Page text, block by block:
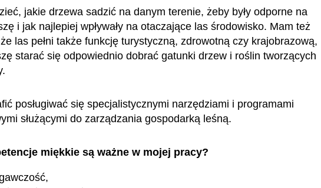
jakie drzewa sadzić na danym terenie, żeby były odporne na
i jak najlepiej wpływały na otaczające las środowisko. Mam też
las pełni także funkcję turystyczną, zdrowotną czy krajobrazową,
starać się odpowiednio dobrać gatunki drzew i roślin tworzących
posługiwać się specjalistycznymi narzędziami i programami
służącymi do zarządzania gospodarką leśną.
miękkie są ważne w mojej pracy?